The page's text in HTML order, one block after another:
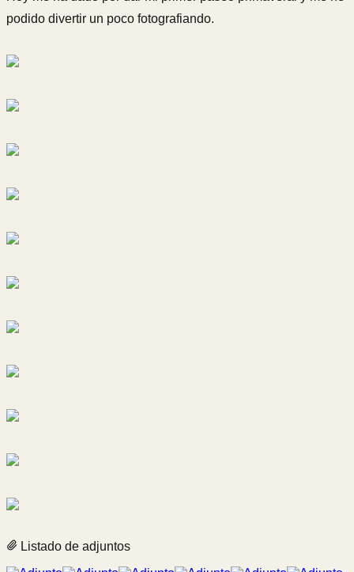
podido divertir un poco fotografiando.
Listado de adjuntos